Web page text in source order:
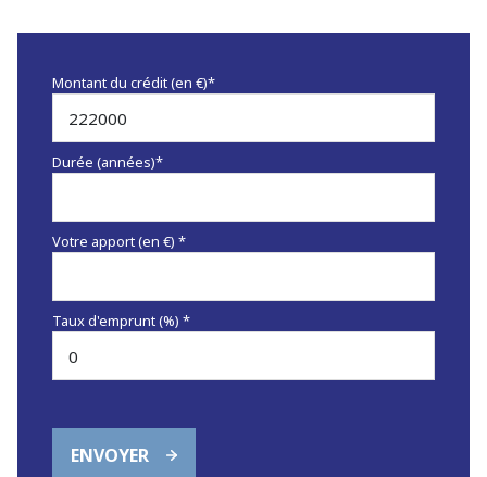
Montant du crédit (en €)*
Durée (années)*
Votre apport (en €) *
Taux d'emprunt (%) *
ENVOYER